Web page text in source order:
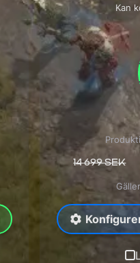
Kan
14 699 SEK